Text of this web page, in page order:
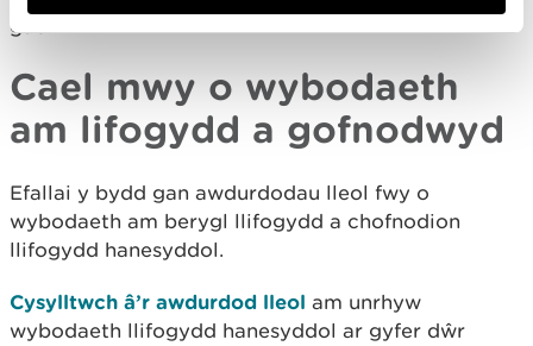
gael.
Cael mwy o wybodaeth
am lifogydd a gofnodwyd
Efallai y bydd gan awdurdodau lleol fwy o
wybodaeth am berygl llifogydd a chofnodion
llifogydd hanesyddol.
Cysylltwch â’r awdurdod lleol am unrhyw
wybodaeth llifogydd hanesyddol ar gyfer dŵr